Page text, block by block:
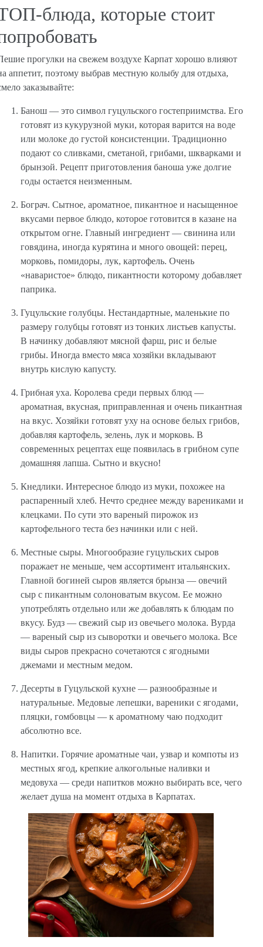
блюда, которые стоит
прогулки на свежем воздухе Карпат хорошо влияют
аппетит, поэтому выбрав местную колыбу для отдыха,
заказывайте:
Банош — это символ гуцульского гостеприимства. Его
готовят из кукурузной муки, которая варится на воде
или молоке до густой консистенции. Традиционно
подают со сливками, сметаной, грибами, шкварками и
брынзой. Рецепт приготовления баноша уже долгие
годы остается неизменным.
Бограч. Сытное, ароматное, пикантное и насыщенное
вкусами первое блюдо, которое готовится в казане на
открытом огне. Главный ингредиент — свинина или
говядина, иногда курятина и много овощей: перец,
морковь, помидоры, лук, картофель. Очень
«наваристое» блюдо, пикантности которому добавляет
паприка.
Гуцульские голубцы. Нестандартные, маленькие по
размеру голубцы готовят из тонких листьев капусты.
В начинку добавляют мясной фарш, рис и белые
грибы. Иногда вместо мяса хозяйки вкладывают
внутрь кислую капусту.
Грибная уха. Королева среди первых блюд —
ароматная, вкусная, приправленная и очень пикантная
на вкус. Хозяйки готовят уху на основе белых грибов,
добавляя картофель, зелень, лук и морковь. В
современных рецептах еще появилась в грибном супе
домашняя лапша. Сытно и вкусно!
Кнедлики. Интересное блюдо из муки, похожее на
распаренный хлеб. Нечто среднее между варениками и
клецками. По сути это вареный пирожок из
картофельного теста без начинки или с ней.
Местные сыры. Многообразие гуцульских сыров
поражает не меньше, чем ассортимент итальянских.
Главной богиней сыров является брынза — овечий
сыр с пикантным солоноватым вкусом. Ее можно
употреблять отдельно или же добавлять к блюдам по
вкусу. Будз — свежий сыр из овечьего молока. Вурда
— вареный сыр из сыворотки и овечьего молока. Все
виды сыров прекрасно сочетаются с ягодными
джемами и местным медом.
Десерты в Гуцульской кухне — разнообразные и
натуральные. Медовые лепешки, вареники с ягодами,
пляцки, гомбовцы — к ароматному чаю подходит
абсолютно все.
Напитки. Горячие ароматные чаи, узвар и компоты из
местных ягод, крепкие алкогольные наливки и
медовуха — среди напитков можно выбирать все, чего
желает душа на момент отдыха в Карпатах.